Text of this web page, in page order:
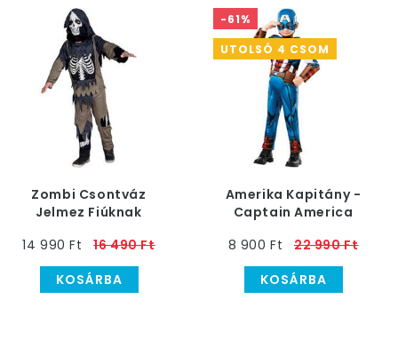
Zombi Csontváz
Jelmez Fiúknak
14 990 Ft
16 490 Ft
KOSÁRBA
-61%
UTOLSÓ 4 CSOM
Amerika Kapitány -
Captain America
8 900 Ft
22 990 Ft
KOSÁRBA